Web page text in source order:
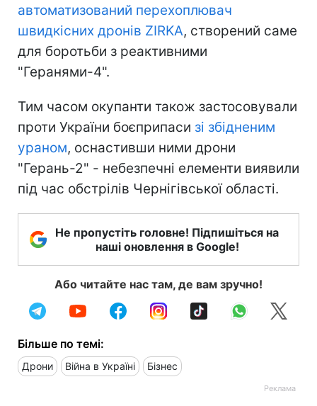
автоматизований перехоплювач
швидкісних дронів ZIRKA, створений саме
для боротьби з реактивними
"Геранями-4".
Тим часом окупанти також застосовували
проти України боєприпаси зі збідненим
ураном, оснастивши ними дрони
"Герань-2" - небезпечні елементи виявили
під час обстрілів Чернігівської області.
Не пропустіть головне! Підпишіться на
наші оновлення в Google!
Або читайте нас там, де вам зручно!
Більше по темі:
Дрони Війна в Україні Бізнес